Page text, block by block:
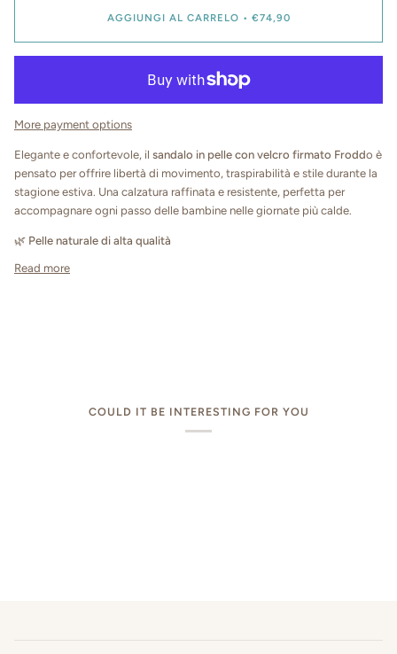
AGGIUNGI AL CARRELO • €74,90
More payment options
Elegante e confortevole, il sandalo in pelle con velcro firmato Froddo è
pensato per offrire libertà di movimento, traspirabilità e stile durante la
stagione estiva. Una calzatura raffinata e resistente, perfetta per
accompagnare ogni passo delle bambine nelle giornate più calde.
🌿 Pelle naturale di alta qualità
Read more
COULD IT BE INTERESTING FOR YOU